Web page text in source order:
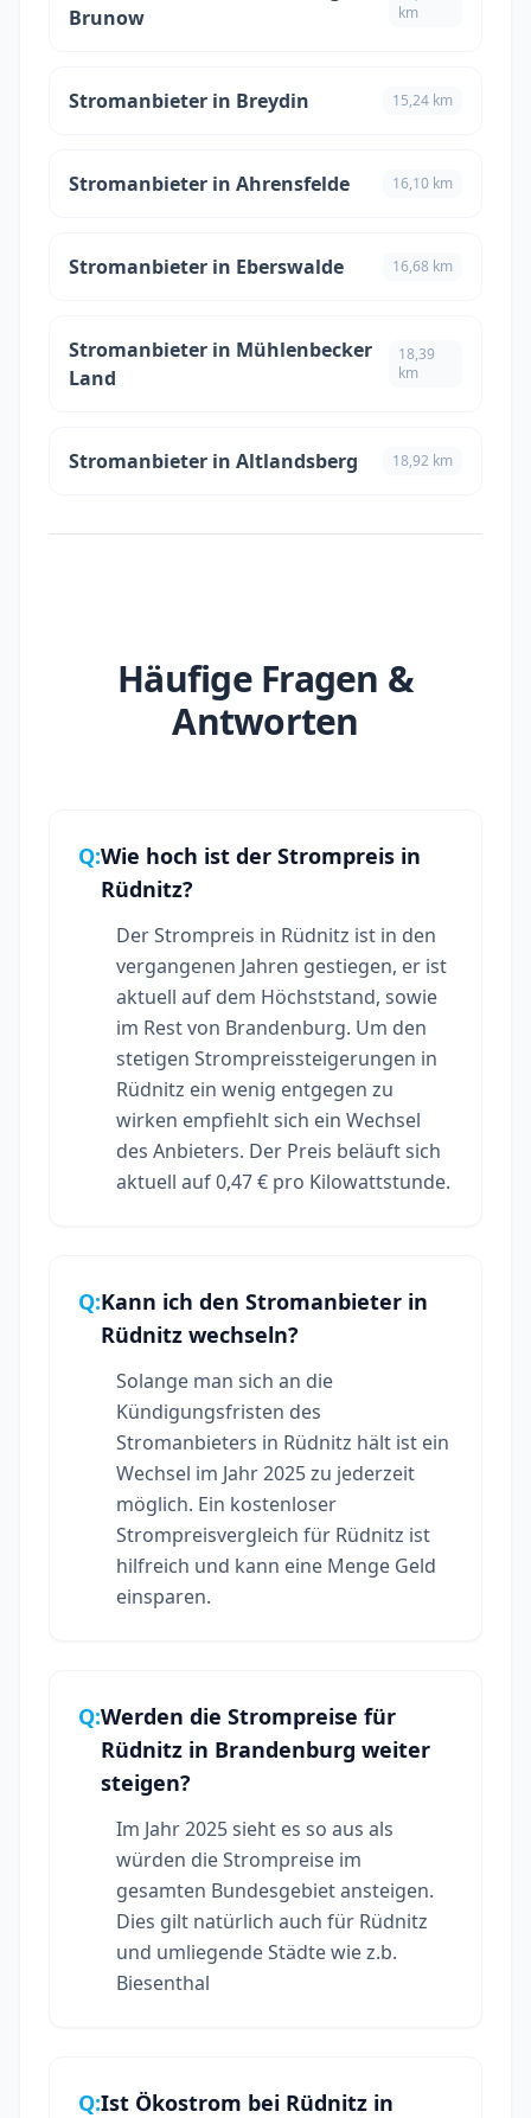
Brunow
km
Stromanbieter in Breydin 15,24 km
Stromanbieter in Ahrensfelde 16,10 km
Stromanbieter in Eberswalde 16,68 km
Stromanbieter in Mühlenbecker
Land
18,39
km
Stromanbieter in Altlandsberg 18,92 km
Häufige Fragen &
Antworten
Q:Wie hoch ist der Strompreis in
Rüdnitz?
Der Strompreis in Rüdnitz ist in den
vergangenen Jahren gestiegen, er ist
aktuell auf dem Höchststand, sowie
im Rest von Brandenburg. Um den
stetigen Strompreissteigerungen in
Rüdnitz ein wenig entgegen zu
wirken empfiehlt sich ein Wechsel
des Anbieters. Der Preis beläuft sich
aktuell auf 0,47 € pro Kilowattstunde.
Q:Kann ich den Stromanbieter in
Rüdnitz wechseln?
Solange man sich an die
Kündigungsfristen des
Stromanbieters in Rüdnitz hält ist ein
Wechsel im Jahr 2025 zu jederzeit
möglich. Ein kostenloser
Strompreisvergleich für Rüdnitz ist
hilfreich und kann eine Menge Geld
einsparen.
Q:Werden die Strompreise für
Rüdnitz in Brandenburg weiter
steigen?
Im Jahr 2025 sieht es so aus als
würden die Strompreise im
gesamten Bundesgebiet ansteigen.
Dies gilt natürlich auch für Rüdnitz
und umliegende Städte wie z.b.
Biesenthal
Q:Ist Ökostrom bei Rüdnitz in